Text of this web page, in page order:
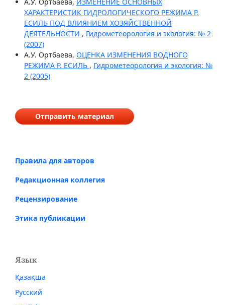
ХАРАКТЕРИСТИК ГИДРОЛОГИЧЕСКОГО РЕЖИМА Р.
ЕСИЛЬ ПОД ВЛИЯНИЕМ ХОЗЯЙСТВЕННОЙ
ДЕЯТЕЛЬНОСТИ , Гидрометеорология и экология: № 2
(2007)
А.У. Ортбаева, ОЦЕНКА ИЗМЕНЕНИЯ ВОДНОГО
РЕЖИМА Р. ЕСИЛЬ , Гидрометеорология и экология: №
2 (2005)
Отправить материал
Правила для авторов
Редакционная коллегия
Рецензирование
Этика публикации
Язык
Қазақша
Русский